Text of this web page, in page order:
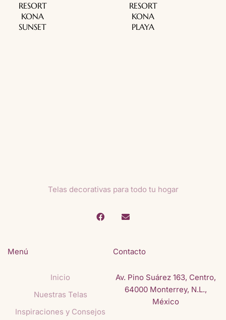
RESORT
KONA
SUNSET
RESORT
KONA
PLAYA
Telas decorativas para todo tu hogar
Menú
Inicio
Nuestras Telas
Inspiraciones y Consejos
Contacto
Av. Pino Suárez 163, Centro,
64000 Monterrey, N.L.,
México